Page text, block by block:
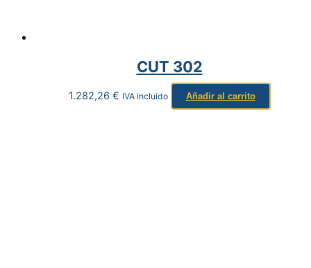
CUT 302
1.282,26 € IVA incluido Añadir al carrito